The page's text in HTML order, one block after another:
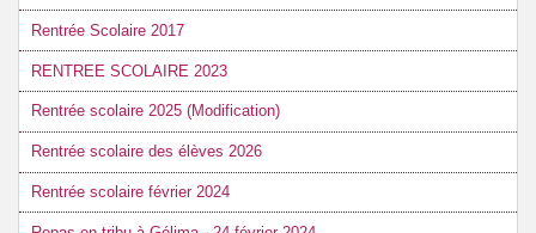
Rentrée Scolaire 2017
RENTREE SCOLAIRE 2023
Rentrée scolaire 2025 (Modification)
Rentrée scolaire des élèves 2026
Rentrée scolaire février 2024